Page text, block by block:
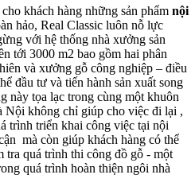
khách hàng những sản phẩm nội
hảo, Real Classic luôn nỗ lực
với hệ thống nhà xưởng sản
tới 3000 m2 bao gồm hai phân
và xưởng gỗ công nghiệp – điều
đầu tư và tiến hành sản xuất song
này tọa lạc trong cùng một khuôn
không chỉ giúp cho việc đi lại ,
trình triển khai công việc tại nội
mà còn giúp khách hàng có thể
tra quá trình thi công đồ gỗ - một
quá trình hoàn thiện ngôi nhà